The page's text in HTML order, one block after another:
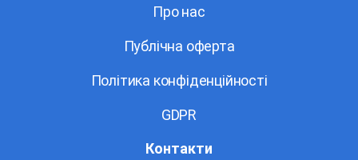
Про нас
Публічна оферта
Політика конфіденційності
GDPR
Контакти